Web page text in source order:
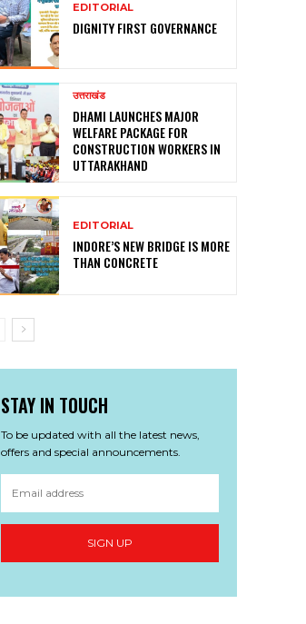
EDITORIAL
DIGNITY FIRST GOVERNANCE
उत्तराखंड
DHAMI LAUNCHES MAJOR
WELFARE PACKAGE FOR
CONSTRUCTION WORKERS IN
UTTARAKHAND
EDITORIAL
INDORE’S NEW BRIDGE IS MORE
THAN CONCRETE
STAY IN TOUCH
To be updated with all the latest news,
offers and special announcements.
SIGN UP